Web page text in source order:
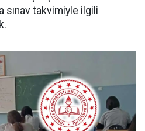
sınav takvimiyle ilgili